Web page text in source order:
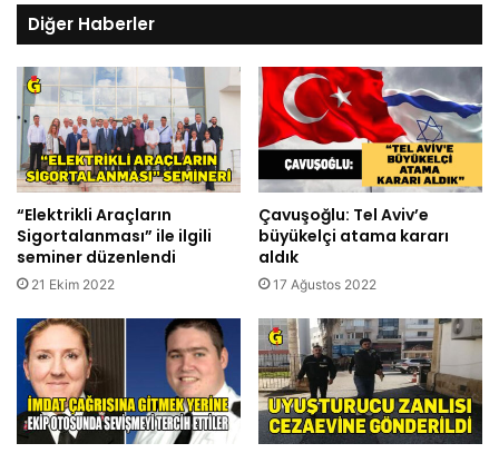
Diğer Haberler
“Elektrikli Araçların
Sigortalanması” ile ilgili
seminer düzenlendi
21 Ekim 2022
Çavuşoğlu: Tel Aviv’e
büyükelçi atama kararı
aldık
17 Ağustos 2022